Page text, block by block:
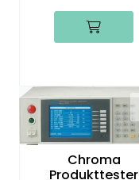
Chroma
Produkttester